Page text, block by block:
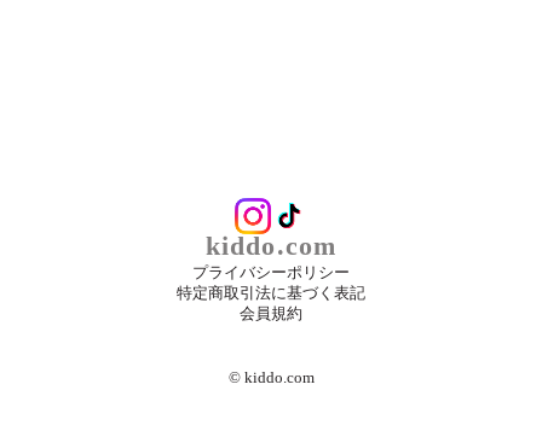
kiddo.com
プライバシーポリシー
特定商取引法に基づく表記
会員規約
©︎ kiddo.com